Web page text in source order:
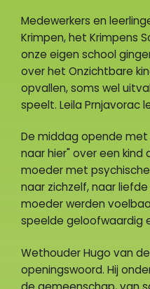
Medewerkers en
Krimpen, het Krimpens
onze eigen school
over het Onzichtbare
opvallen, soms wel
speelt. Leila Prnjavorac
De middag opende
naar hier" over een
moeder met
naar zichzelf, naar
moeder werden
speelde geloofwaardig
Wethouder Hugo van
openingswoord. Hij